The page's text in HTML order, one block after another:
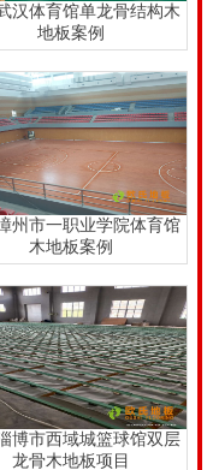
的体育竞赛木地板
板拼装地板的一
，差别于复合型拼
大特性，健身运动
性。专业的风雨操
少？，在消协中审
中，80％之上的实
地板返潮、健身运
这均与健身运动木
针对舞蹈家与平常
须挑选高过现行标
汉体育馆单龙骨结构木
地板案例
州市一职业学院体育馆
木地板案例
博市西域城篮球馆双层
龙骨木地板项目